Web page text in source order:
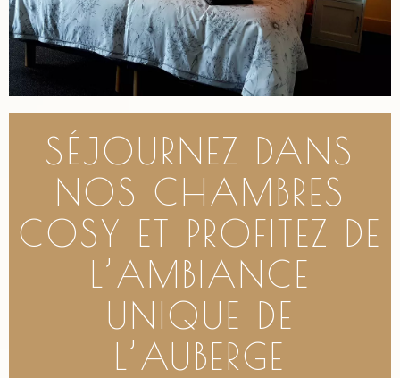
SÉJOURNEZ DANS
NOS CHAMBRES
COSY ET PROFITEZ DE
L’AMBIANCE
UNIQUE DE
L’AUBERGE